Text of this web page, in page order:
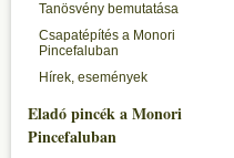
Tanösvény bemutatása
Csapatépítés a Monori
Pincefaluban
Hírek, események
Eladó pincék a Monori
Pincefaluban